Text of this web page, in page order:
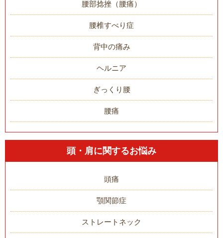
腰部捻挫（腰痛）
腰椎すべり症
背中の痛み
ヘルニア
ぎっくり腰
腰痛
頭・肩に関するお悩み
頭痛
顎関節症
ストレートネック